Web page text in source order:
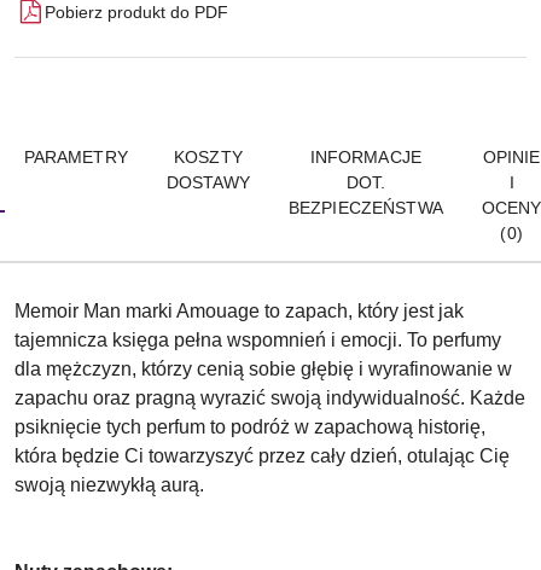
Pobierz produkt do PDF
PARAMETRY
KOSZTY
DOSTAWY
INFORMACJE
DOT.
BEZPIECZEŃSTWA
OPINIE
I
OCENY
(0)
Memoir Man marki Amouage to zapach, który jest jak
tajemnicza księga pełna wspomnień i emocji. To perfumy
dla mężczyzn, którzy cenią sobie głębię i wyrafinowanie w
zapachu oraz pragną wyrazić swoją indywidualność. Każde
psiknięcie tych perfum to podróż w zapachową historię,
która będzie Ci towarzyszyć przez cały dzień, otulając Cię
swoją niezwykłą aurą.